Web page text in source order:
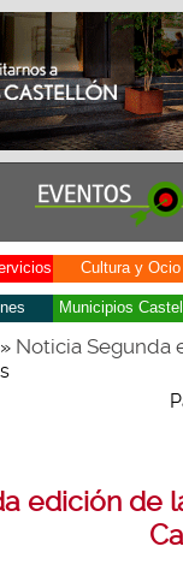
Cultura y Ocio
Municipios
Noticia Segunda
edición de